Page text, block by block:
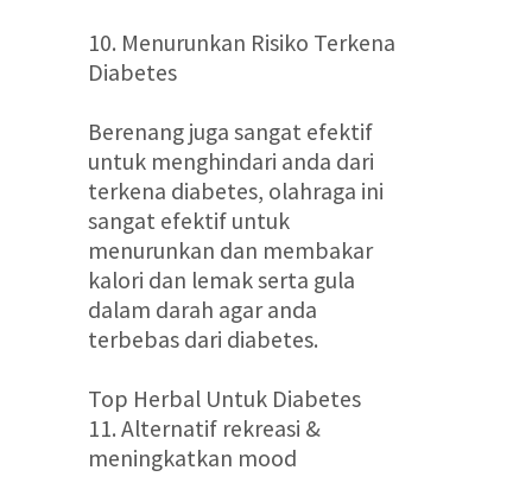
10. Menurunkan Risiko Terkena
Diabetes
Berenang juga sangat efektif
untuk menghindari anda dari
terkena diabetes, olahraga ini
sangat efektif untuk
menurunkan dan membakar
kalori dan lemak serta gula
dalam darah agar anda
terbebas dari diabetes.
Top Herbal Untuk Diabetes
11. Alternatif rekreasi &
meningkatkan mood